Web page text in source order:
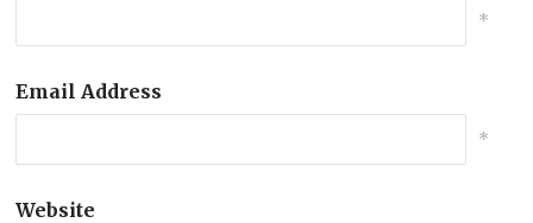
*
Email Address
*
Website